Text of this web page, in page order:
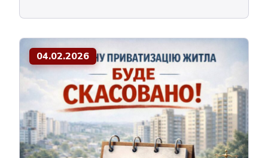
04.02.2026